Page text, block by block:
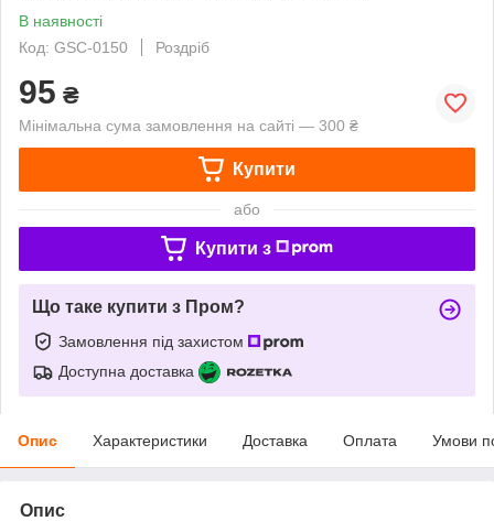
В наявності
Код: GSC-0150
Роздріб
95 ₴
Мінімальна сума замовлення на сайті — 300 ₴
Купити
або
Купити з
Що таке купити з Пром?
Замовлення під захистом
Доступна доставка
Опис Характеристики Доставка Оплата Умови
Опис